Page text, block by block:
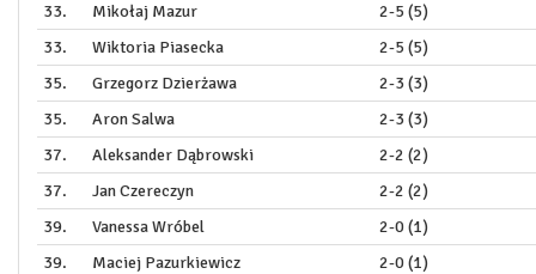
33.
Mikołaj Mazur
2-5 (5)
33.
Wiktoria Piasecka
2-5 (5)
35.
Grzegorz Dzierżawa
2-3 (3)
35.
Aron Salwa
2-3 (3)
37.
Aleksander Dąbrowski
2-2 (2)
37.
Jan Czereczyn
2-2 (2)
39.
Vanessa Wróbel
2-0 (1)
39.
Maciej Pazurkiewicz
2-0 (1)